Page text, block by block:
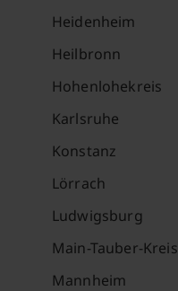
Heidenheim
Heilbronn
Hohenlohekreis
Karlsruhe
Konstanz
Lörrach
Ludwigsburg
Main-Tauber-Kreis
Mannheim